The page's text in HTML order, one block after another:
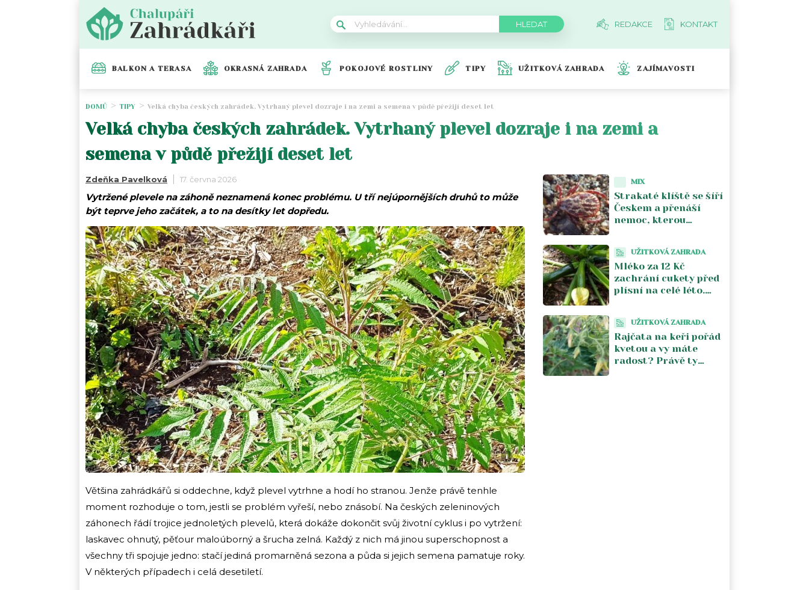
REDAKCE KONTAKT
BALKON A TERASA OKRASNÁ ZAHRADA POKOJOVÉ ROSTLINY TIPY UŽITKOVÁ ZAHRADA ZAJÍMAVOSTI
DOMŮ TIPY Velká chyba českých zahrádek. Vytrhaný plevel dozraje i na zemi a semena v půdě přežijí deset let
Velká chyba českých zahrádek. Vytrhaný plevel dozraje i na zemi a
semena v půdě přežijí deset let
Zdeňka Pavelková 17. června 2026
Vytržené plevele na záhoně neznamená konec problému. U tří nejúpornějších druhů to může
být teprve jeho začátek, a to na desítky let dopředu.
i
Většina zahrádkářů si oddechne, když plevel vytrhne a hodí ho stranou. Jenže právě tenhle
moment rozhoduje o tom, jestli se problém vyřeší, nebo znásobí. Na českých zeleninových
záhonech řádí trojice jednoletých plevelů, která dokáže dokončit svůj životní cyklus i po vytržení:
laskavec ohnutý, pěťour maloúborný a šrucha zelná. Každý z nich má jinou superschopnost a
všechny tři spojuje jedno: stačí jediná promarněná sezona a půda si jejich semena pamatuje roky.
V některých případech i celá desetiletí.
MIX
Strakaté klíště se šíří
Českem a přenáší
nemoc, kterou
na Moravě
UŽITKOVÁ ZAHRADA
Mléko za 12 Kč
zachrání cukety před
plísní na celé léto.
zdvojnásobí
UŽITKOVÁ ZAHRADA
Rajčata na keři pořád
kvetou a vy máte
radost? Právě ty